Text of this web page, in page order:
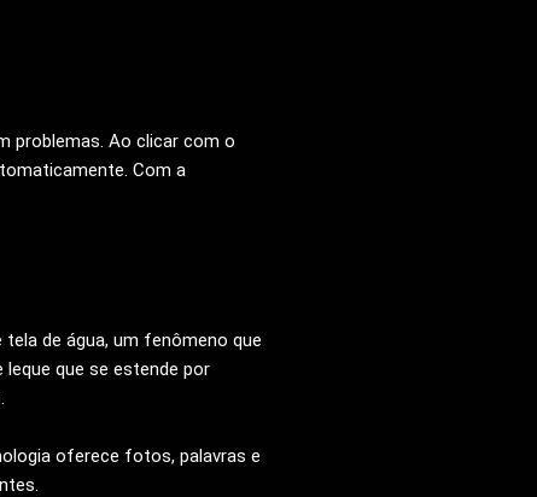
problemas. Ao clicar com o
Com a
de água, um fenômeno que
que se estende por
oferece fotos, palavras e